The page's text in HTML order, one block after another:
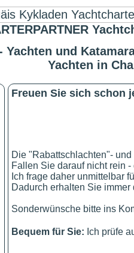
Yachten und
Yachten in
Freuen Sie sich schon
Die "Rabattschlachten"-
Fallen Sie darauf nicht rein
Ich frage daher unmittelbar
Dadurch erhalten Sie
Sonderwünsche bitte ins
Bequem für Sie: Ich prüfe